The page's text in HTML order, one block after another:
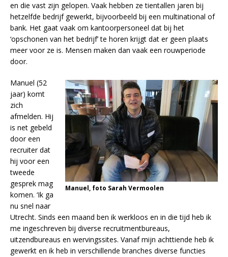
en die vast zijn gelopen. Vaak hebben ze tientallen jaren bij
hetzelfde bedrijf gewerkt, bijvoorbeeld bij een multinational of
bank. Het gaat vaak om kantoorpersoneel dat bij het
‘opschonen van het bedrijf’ te horen krijgt dat er geen plaats
meer voor ze is. Mensen maken dan vaak een rouwperiode
door.
Manuel, foto Sarah Vermoolen
Manuel (52
jaar) komt
zich
afmelden. Hij
is net gebeld
door een
recruiter dat
hij voor een
tweede
gesprek mag
komen. ‘Ik ga
nu snel naar
Utrecht. Sinds een maand ben ik werkloos en in die tijd heb ik
me ingeschreven bij diverse recruitmentbureaus,
uitzendbureaus en wervingssites. Vanaf mijn achttiende heb ik
gewerkt en ik heb in verschillende branches diverse functies